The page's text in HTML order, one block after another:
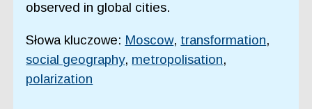
observed in global cities.
Słowa kluczowe: Moscow, transformation,
social geography, metropolisation,
polarization